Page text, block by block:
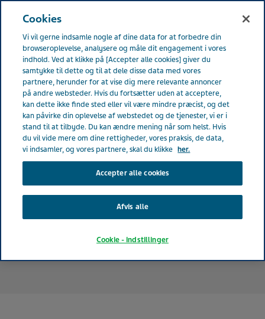
Denmark Din karriere (OLD) Vores medarbejdere
Vores medarbejdere
Cookies
Vi vil gerne indsamle nogle af dine data for at forbedre din
browseroplevelse, analysere og måle dit engagement i vores
indhold. Ved at klikke på [Accepter alle cookies] giver du
samtykke til dette og til at dele disse data med vores
partnere, herunder for at vise dig mere relevante annoncer
på andre websteder. Hvis du fortsætter uden at acceptere,
kan dette ikke finde sted eller vil være mindre præcist, og det
kan påvirke din oplevelse af webstedet og de tjenester, vi er i
stand til at tilbyde. Du kan ændre mening når som helst. Hvis
du vil vide mere om dine rettigheder, vores praksis, de data,
vi indsamler, og vores partnere, skal du klikke her.
Accepter alle cookies
Afvis alle
Cookie - indstillinger